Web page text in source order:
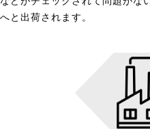
へと出荷されます。